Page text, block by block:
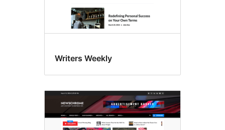
Writers Weekly